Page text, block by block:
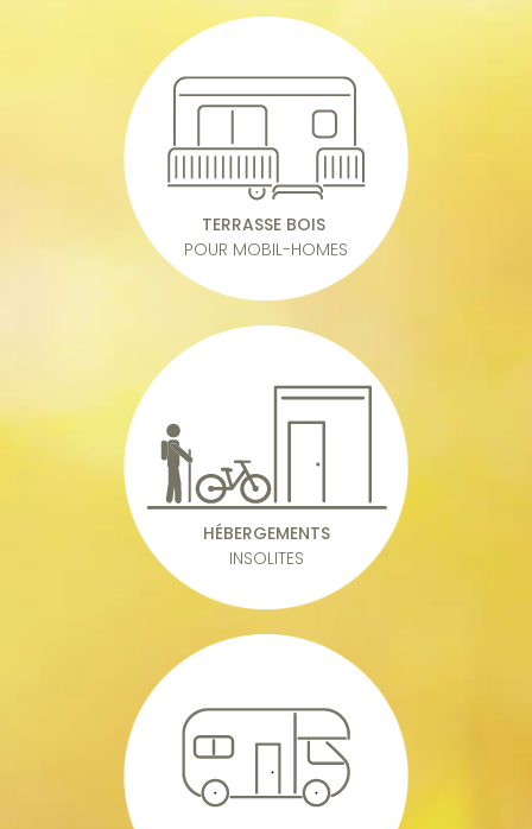
TERRASSE BOIS
POUR MOBIL-HOMES
HÉBERGEMENTS
INSOLITES